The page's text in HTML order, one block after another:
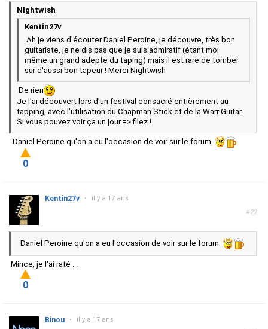
NIghtwish
Kentin27v
Ah je viens d'écouter Daniel Peroine, je découvre, très bon
guitariste, je ne dis pas que je suis admiratif (étant moi
même un grand adepte du taping) mais il est rare de tomber
sur d'aussi bon tapeur ! Merci Nightwish
De rien
Je l'ai découvert lors d'un festival consacré entièrement au
tapping, avec l'utilisation du Chapman Stick et de la Warr Guitar.
Si vous pouvez voir ça un jour => filez !
Daniel Peroine qu'on a eu l'occasion de voir sur le forum.
0
#22
Kentin27v • il y a 17 ans
Daniel Peroine qu'on a eu l'occasion de voir sur le forum.
Mince, je l'ai raté ...
0
Binou • il y a 17 ans